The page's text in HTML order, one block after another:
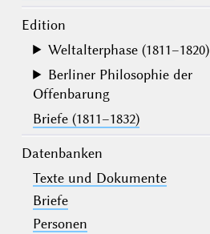
Edition
Weltalterphase (1811–1820)
Berliner Philosophie der
Offenbarung
Briefe (1811–1832)
Datenbanken
Texte und Dokumente
Briefe
Personen